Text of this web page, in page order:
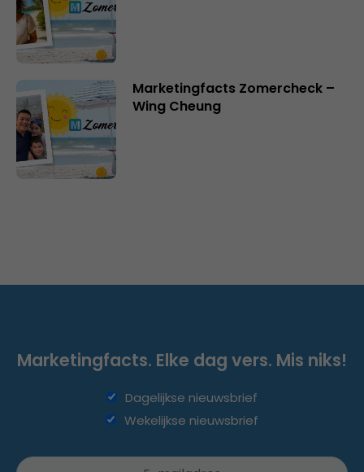
Marketingfacts Zomercheck –
Wing Cheung
Marketingfacts. Elke dag vers. Mis niks!
Dagelijkse nieuwsbrief
Wekelijkse nieuwsbrief